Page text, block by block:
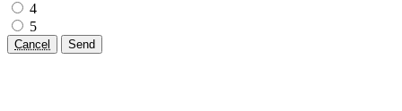
4
5
Cancel Send